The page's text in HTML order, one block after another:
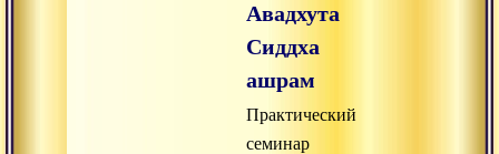
Авадхута
Сиддха
ашрам
Практический
семинар